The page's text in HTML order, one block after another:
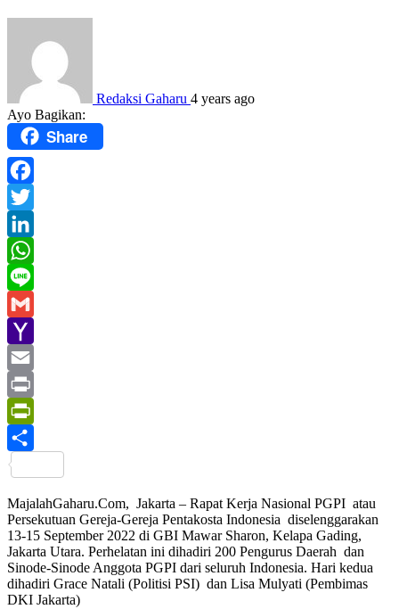
Redaksi Gaharu 4 years ago
Ayo Bagikan:
Share
Facebook
Twitter
LinkedIn
WhatsApp
Line
Gmail
Yahoo
Mail
Email
Print
PrintFriendly
MajalahGaharu.Com, Jakarta – Rapat Kerja Nasional PGPI atau
Persekutuan Gereja-Gereja Pentakosta Indonesia diselenggarakan
13-15 September 2022 di GBI Mawar Sharon, Kelapa Gading,
Jakarta Utara. Perhelatan ini dihadiri 200 Pengurus Daerah dan
Sinode-Sinode Anggota PGPI dari seluruh Indonesia. Hari kedua
dihadiri Grace Natali (Politisi PSI) dan Lisa Mulyati (Pembimas
DKI Jakarta)